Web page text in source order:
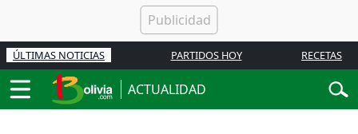
ÚLTIMAS NOTICIAS PARTIDOS HOY RECETAS
ACTUALIDAD